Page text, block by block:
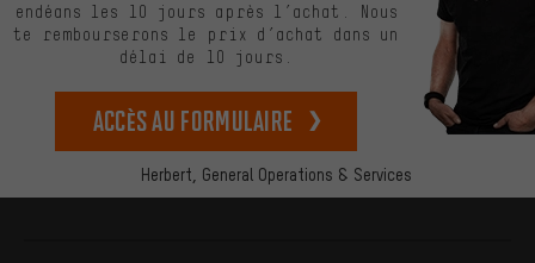
Herbert, General Operations & Services
endéans les 10 jours après l’achat. Nous
te rembourserons le prix d’achat dans un
délai de 10 jours.
Accès au formulaire